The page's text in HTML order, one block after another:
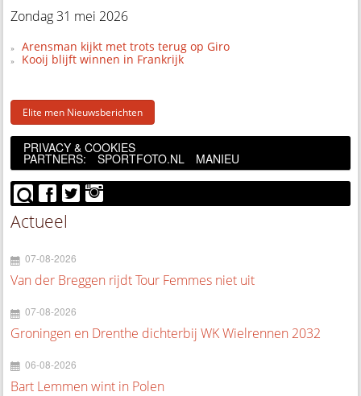
Zondag 31 mei 2026
Arensman kijkt met trots terug op Giro
Kooij blijft winnen in Frankrijk
Elite men Nieuwsberichten
PRIVACY & COOKIES
PARTNERS: SPORTFOTO.NL MANIEU
Actueel
07-08-2026
Van der Breggen rijdt Tour Femmes niet uit
07-08-2026
Groningen en Drenthe dichterbij WK Wielrennen 2032
06-08-2026
Bart Lemmen wint in Polen